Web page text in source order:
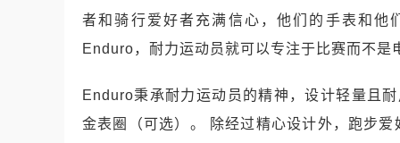
者和骑行爱好者充满信心，他们的手表和他
Enduro，耐力运动员就可以专注于比赛而不是
Enduro秉承耐力运动员的精神，设计轻量且
金表圈（可选）。 除经过精心设计外，跑步